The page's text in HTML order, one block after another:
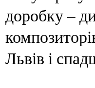
доробку –
Львів і